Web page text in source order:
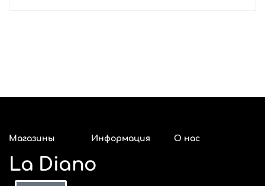
Магазины
Адреса
магазинов La
Красноярск
Информация
Оплата и
О нас
La Diano